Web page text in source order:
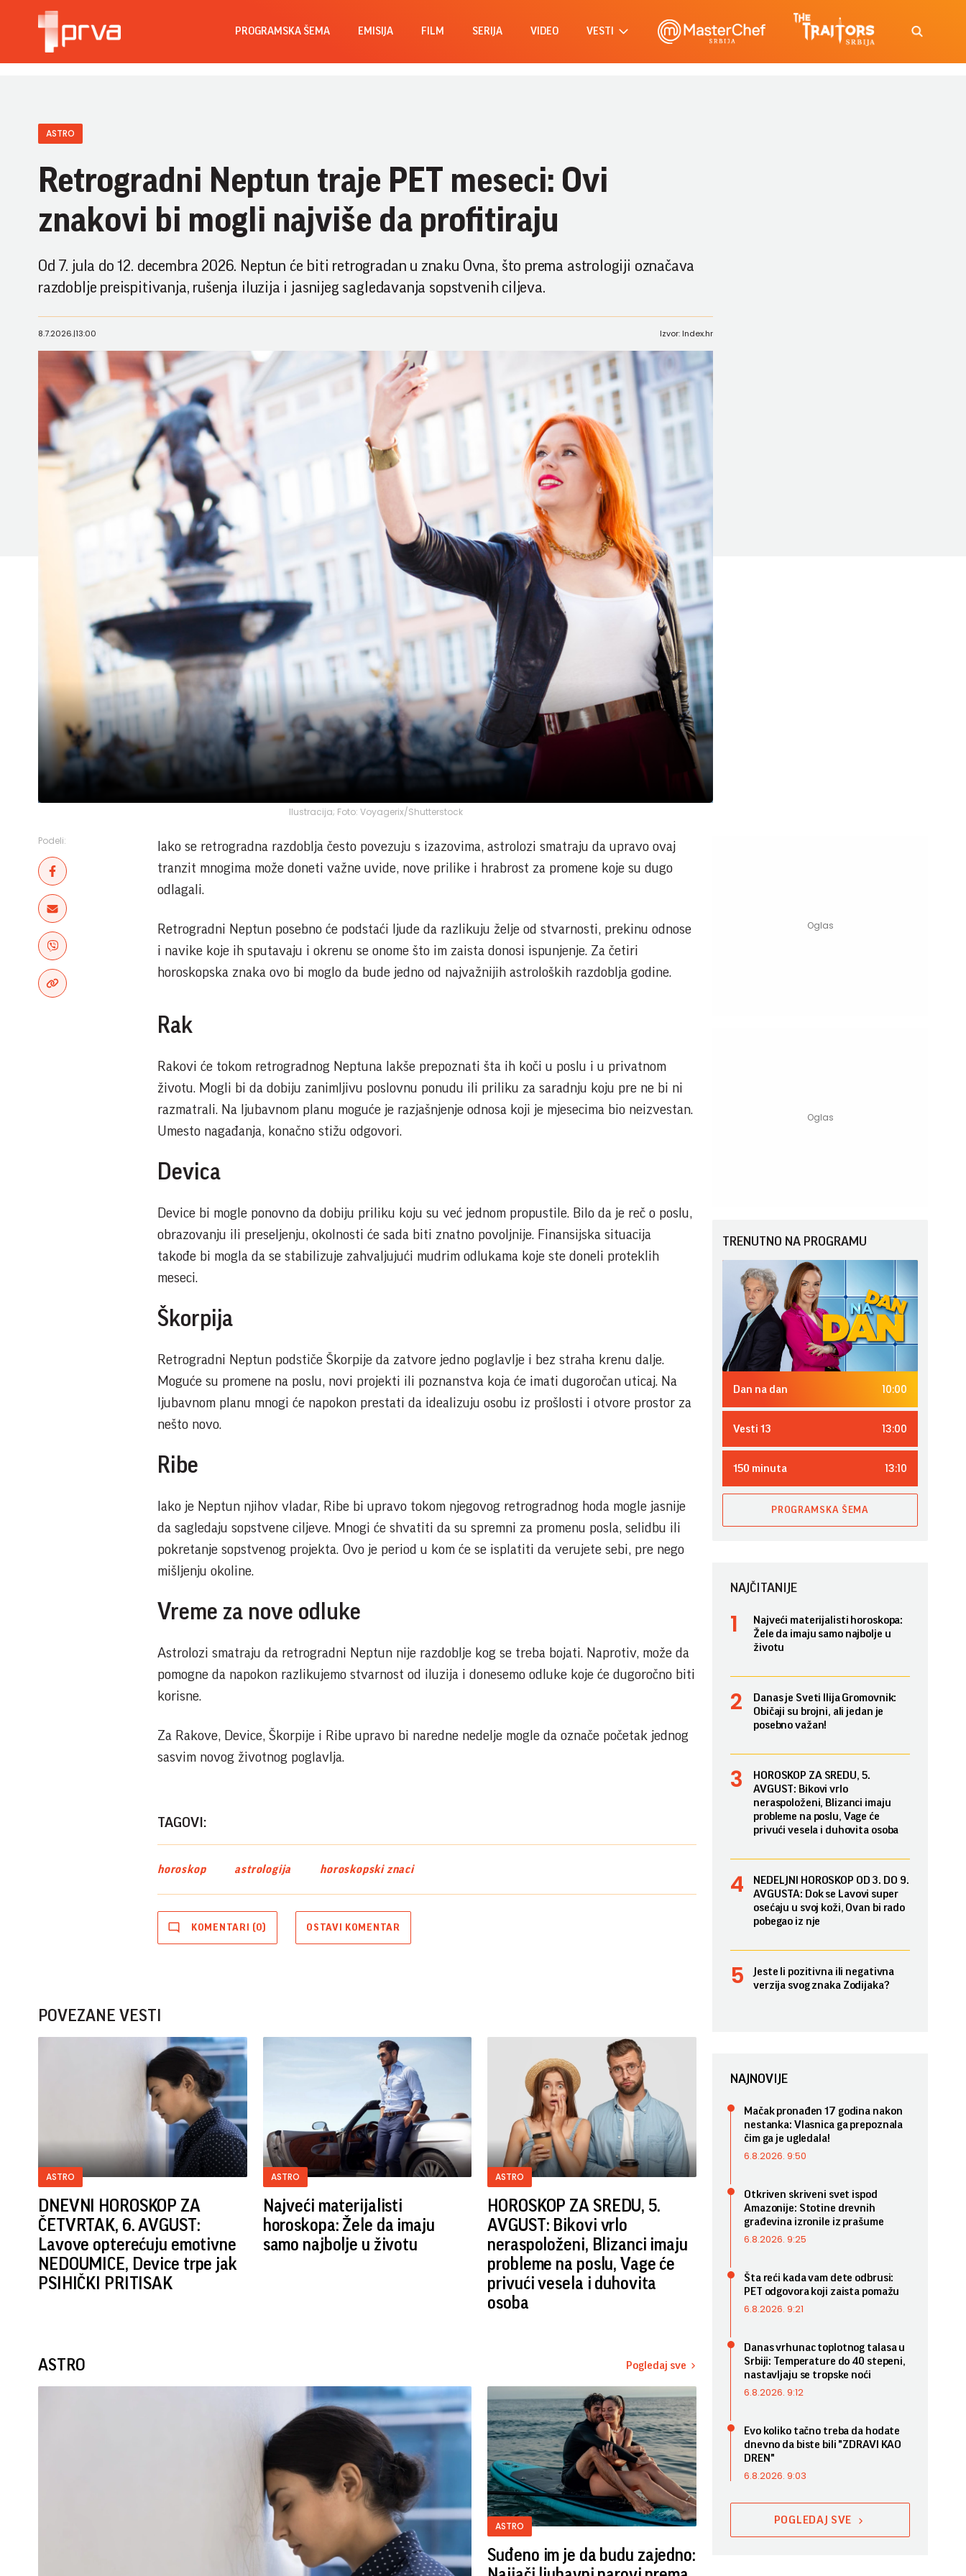
PROGRAMSKA ŠEMA EMISIJA FILM SERIJA VIDEO VESTI
ASTRO
Retrogradni Neptun traje PET meseci: Ovi
znakovi bi mogli najviše da profitiraju
Od 7. jula do 12. decembra 2026. Neptun će biti retrogradan u znaku Ovna, što prema astrologiji označava
razdoblje preispitivanja, rušenja iluzija i jasnijeg sagledavanja sopstvenih ciljeva.
Ilustracija; Foto: Voyagerix/Shutterstock
8.7.2026.|13:00 Izvor: Index.hr
Podeli:
Iako se retrogradna razdoblja često povezuju s izazovima, astrolozi smatraju da upravo ovaj
tranzit mnogima može doneti važne uvide, nove prilike i hrabrost za promene koje su dugo
odlagali.
Retrogradni Neptun posebno će podstaći ljude da razlikuju želje od stvarnosti, prekinu odnose
i navike koje ih sputavaju i okrenu se onome što im zaista donosi ispunjenje. Za četiri
horoskopska znaka ovo bi moglo da bude jedno od najvažnijih astroloških razdoblja godine.
Rak
Rakovi će tokom retrogradnog Neptuna lakše prepoznati šta ih koči u poslu i u privatnom
životu. Mogli bi da dobiju zanimljivu poslovnu ponudu ili priliku za saradnju koju pre ne bi ni
razmatrali. Na ljubavnom planu moguće je razjašnjenje odnosa koji je mjesecima bio neizvestan.
Umesto nagađanja, konačno stižu odgovori.
Devica
Device bi mogle ponovno da dobiju priliku koju su već jednom propustile. Bilo da je reč o poslu,
obrazovanju ili preseljenju, okolnosti će sada biti znatno povoljnije. Finansijska situacija
takođe bi mogla da se stabilizuje zahvaljujući mudrim odlukama koje ste doneli proteklih
meseci.
Škorpija
Retrogradni Neptun podstiče Škorpije da zatvore jedno poglavlje i bez straha krenu dalje.
Moguće su promene na poslu, novi projekti ili poznanstva koja će imati dugoročan uticaj. Na
ljubavnom planu mnogi će napokon prestati da idealizuju osobu iz prošlosti i otvore prostor za
nešto novo.
Ribe
Iako je Neptun njihov vladar, Ribe bi upravo tokom njegovog retrogradnog hoda mogle jasnije
da sagledaju sopstvene ciljeve. Mnogi će shvatiti da su spremni za promenu posla, selidbu ili
pokretanje sopstvenog projekta. Ovo je period u kom će se isplatiti da verujete sebi, pre nego
mišljenju okoline.
Vreme za nove odluke
Astrolozi smatraju da retrogradni Neptun nije razdoblje kog se treba bojati. Naprotiv, može da
pomogne da napokon razlikujemo stvarnost od iluzija i donesemo odluke koje će dugoročno biti
korisne.
Za Rakove, Device, Škorpije i Ribe upravo bi naredne nedelje mogle da označe početak jednog
sasvim novog životnog poglavlja.
TAGOVI:
horoskop astrologija horoskopski znaci
KOMENTARI (0) OSTAVI KOMENTAR
POVEZANE VESTI
ASTRO
DNEVNI HOROSKOP ZA
ČETVRTAK, 6. AVGUST:
Lavove opterećuju emotivne
NEDOUMICE, Device trpe jak
PSIHIČKI PRITISAK
ASTRO
Najveći materijalisti
horoskopa: Žele da imaju
samo najbolje u životu
ASTRO
HOROSKOP ZA SREDU, 5.
AVGUST: Bikovi vrlo
neraspoloženi, Blizanci imaju
probleme na poslu, Vage će
privući vesela i duhovita
osoba
ASTRO Pogledaj sve
ASTRO
Suđeno im je da budu zajedno:
TRENUTNO NA PROGRAMU
Dan na dan 10:00
Vesti 13 13:00
150 minuta 13:10
PROGRAMSKA ŠEMA
NAJČITANIJE
Najveći materijalisti horoskopa:
Žele da imaju samo najbolje u
životu
Danas je Sveti Ilija Gromovnik:
Običaji su brojni, ali jedan je
posebno važan!
HOROSKOP ZA SREDU, 5.
AVGUST: Bikovi vrlo
neraspoloženi, Blizanci imaju
probleme na poslu, Vage će
privući vesela i duhovita osoba
NEDELJNI HOROSKOP OD 3. DO 9.
AVGUSTA: Dok se Lavovi super
osećaju u svoj koži, Ovan bi rado
pobegao iz nje
Jeste li pozitivna ili negativna
verzija svog znaka Zodijaka?
NAJNOVIJE
Mačak pronađen 17 godina nakon
nestanka: Vlasnica ga prepoznala
čim ga je ugledala!
6.8.2026. 9:50
Otkriven skriveni svet ispod
Amazonije: Stotine drevnih
građevina izronile iz prašume
6.8.2026. 9:25
Šta reći kada vam dete odbrusi:
PET odgovora koji zaista pomažu
6.8.2026. 9:21
Danas vrhunac toplotnog talasa u
Srbiji: Temperature do 40 stepeni,
nastavljaju se tropske noći
6.8.2026. 9:12
Evo koliko tačno treba da hodate
dnevno da biste bili "ZDRAVI KAO
DREN"
6.8.2026. 9:03
POGLEDAJ SVE